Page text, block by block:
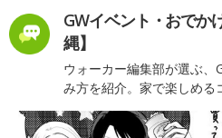
GWイベント・おでか
縄】
ウォーカー編集部が選ぶ、
み方を紹介。家で楽しめる